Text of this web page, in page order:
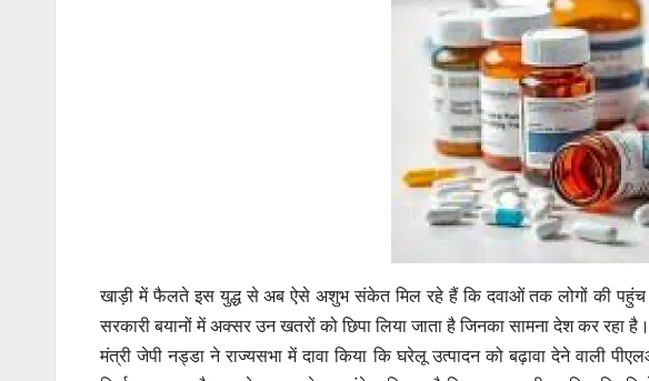
खाड़ी में फैलते इस युद्ध से अब ऐसे अशुभ संकेत मिल रहे हैं कि दवाओं तक लोगों की पहुंच
सरकारी बयानों में अक्सर उन खतरों को छिपा लिया जाता है जिनका सामना देश कर रहा
मंत्री जेपी नड्डा ने राज्यसभा में दावा किया कि घरेलू उत्पादन को बढ़ावा देने वाली